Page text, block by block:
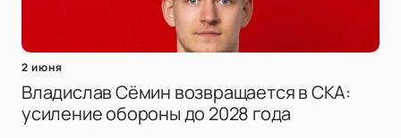
2 июня
Владислав Сёмин возвращается в СКА:
усиление обороны до 2028 года